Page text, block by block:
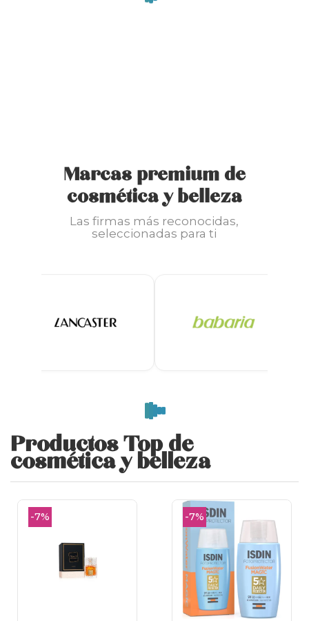
Marcas premium de
cosmética y belleza
Las firmas más reconocidas,
seleccionadas para ti
Productos Top de
cosmética y belleza
-7% -7%